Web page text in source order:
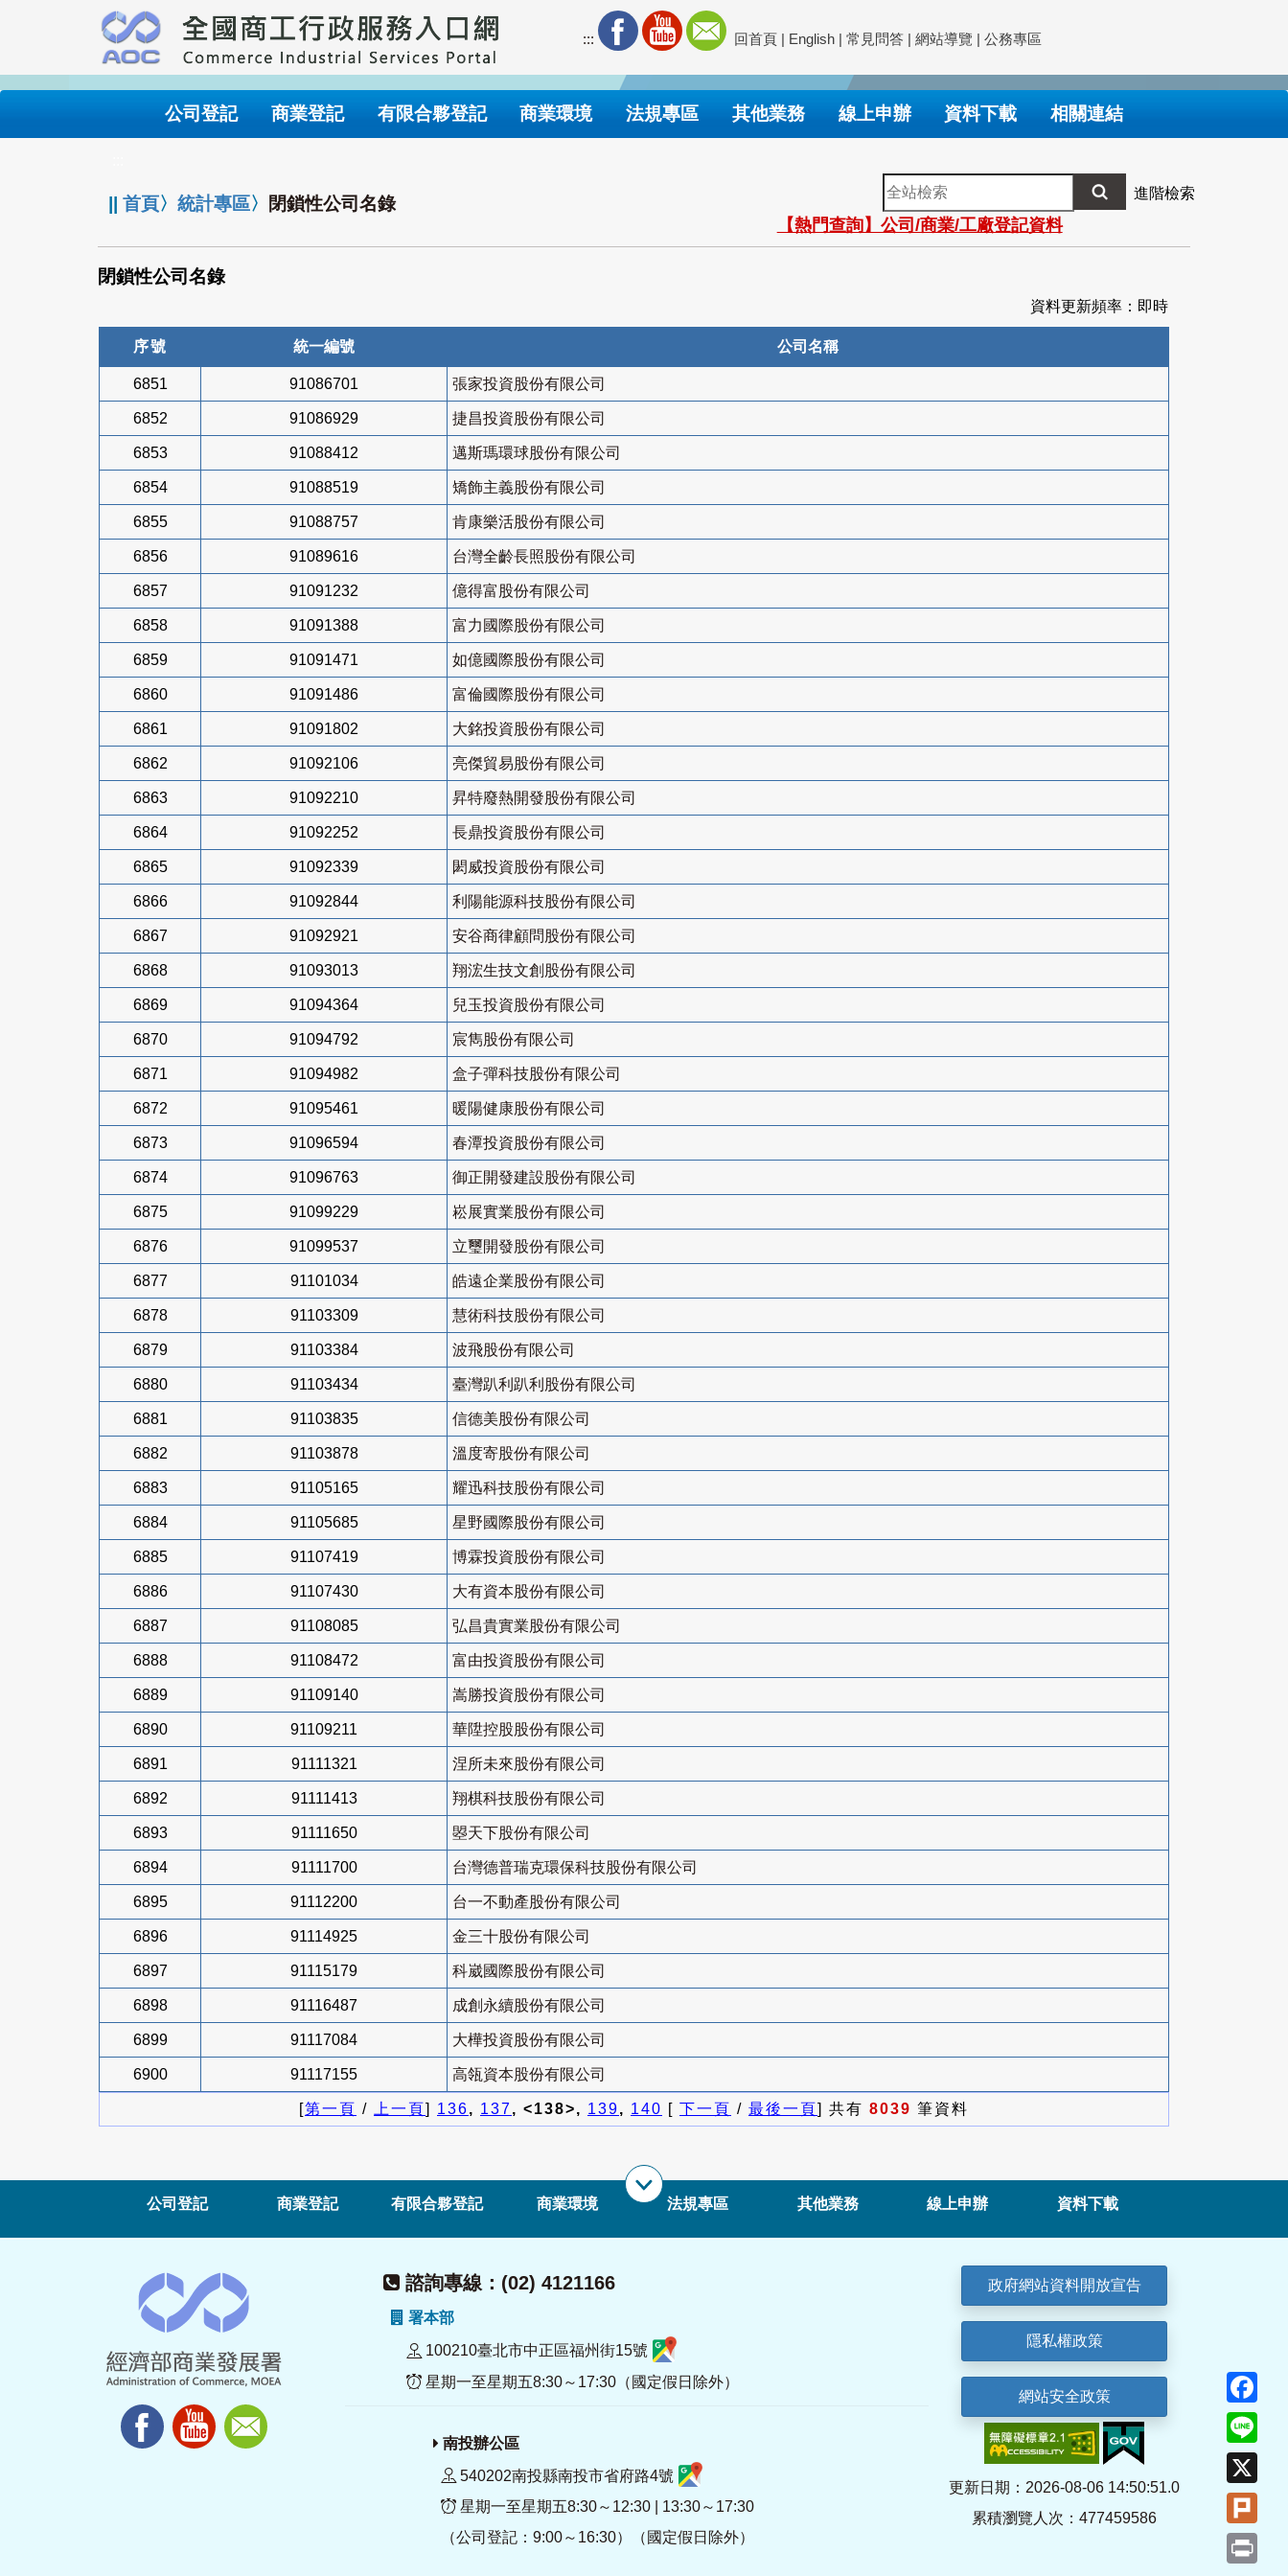
要
內
::: 回首頁 | English | 常見問答 | 網站導覽 | 公務專區
公司登記 商業登記 有限合夥登記 商業環境 法規專區 其他業務 線上申辦 資料下載 相關連結
||首頁〉統計專區〉 閉鎖性公司名錄
全
站
檢
索
進階檢索
【熱門查詢】公司/商業/工廠登記資料
閉鎖性公司名錄
資料更新頻率：即時
序號 統一編號 公司名稱
6851 91086701 張家投資股份有限公司
6852 91086929 捷昌投資股份有限公司
6853 91088412 邁斯瑪環球股份有限公司
6854 91088519 矯飾主義股份有限公司
6855 91088757 肯康樂活股份有限公司
6856 91089616 台灣全齡長照股份有限公司
6857 91091232 億得富股份有限公司
6858 91091388 富力國際股份有限公司
6859 91091471 如億國際股份有限公司
6860 91091486 富倫國際股份有限公司
6861 91091802 大銘投資股份有限公司
6862 91092106 亮傑貿易股份有限公司
6863 91092210 昇特廢熱開發股份有限公司
6864 91092252 長鼎投資股份有限公司
6865 91092339 閎威投資股份有限公司
6866 91092844 利陽能源科技股份有限公司
6867 91092921 安谷商律顧問股份有限公司
6868 91093013 翔浤生技文創股份有限公司
6869 91094364 兒玉投資股份有限公司
6870 91094792 宸雋股份有限公司
6871 91094982 盒子彈科技股份有限公司
6872 91095461 暖陽健康股份有限公司
6873 91096594 春潭投資股份有限公司
6874 91096763 御正開發建設股份有限公司
6875 91099229 崧展實業股份有限公司
6876 91099537 立璽開發股份有限公司
6877 91101034 皓遠企業股份有限公司
6878 91103309 慧術科技股份有限公司
6879 91103384 波飛股份有限公司
6880 91103434 臺灣趴利趴利股份有限公司
6881 91103835 信德美股份有限公司
6882 91103878 溫度寄股份有限公司
6883 91105165 耀迅科技股份有限公司
6884 91105685 星野國際股份有限公司
6885 91107419 博霖投資股份有限公司
6886 91107430 大有資本股份有限公司
6887 91108085 弘昌貴實業股份有限公司
6888 91108472 富由投資股份有限公司
6889 91109140 嵩勝投資股份有限公司
6890 91109211 華陞控股股份有限公司
6891 91111321 涅所未來股份有限公司
6892 91111413 翔棋科技股份有限公司
6893 91111650 曌天下股份有限公司
6894 91111700 台灣德普瑞克環保科技股份有限公司
6895 91112200 台一不動產股份有限公司
6896 91114925 金三十股份有限公司
6897 91115179 科崴國際股份有限公司
6898 91116487 成創永續股份有限公司
6899 91117084 大樺投資股份有限公司
6900 91117155 高瓴資本股份有限公司
[第一頁 / 上一頁] 136, 137, <138>, 139, 140 [ 下一頁 / 最後一頁] 共有 8039 筆資料
公司登記 商業登記 有限合夥登記 商業環境 法規專區 其他業務 線上申辦 資料下載
諮詢專線：(02) 4121166
署本部
100210臺北市中正區福州街15號
星期一至星期五8:30～17:30（國定假日除外）
南投辦公區
540202南投縣南投市省府路4號
星期一至星期五8:30～12:30 | 13:30～17:30
（公司登記：9:00～16:30）（國定假日除外）
政府網站資料開放宣告
隱私權政策
網站安全政策
更新日期：2026-08-06 14:50:51.0
累積瀏覽人次：477459586